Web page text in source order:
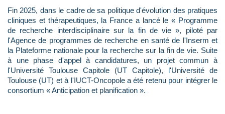
Fin 2025, dans le cadre de sa politique d'évolution des pratiques
cliniques et thérapeutiques, la France a lancé le « Programme
de recherche interdisciplinaire sur la fin de vie », piloté par
l'Agence de programmes de recherche en santé de l'Inserm et
la Plateforme nationale pour la recherche sur la fin de vie. Suite
à une phase d'appel à candidatures, un projet commun à
l'Université Toulouse Capitole (UT Capitole), l'Université de
Toulouse (UT) et à l'IUCT-Oncopole a été retenu pour intégrer le
consortium « Anticipation et planification ».